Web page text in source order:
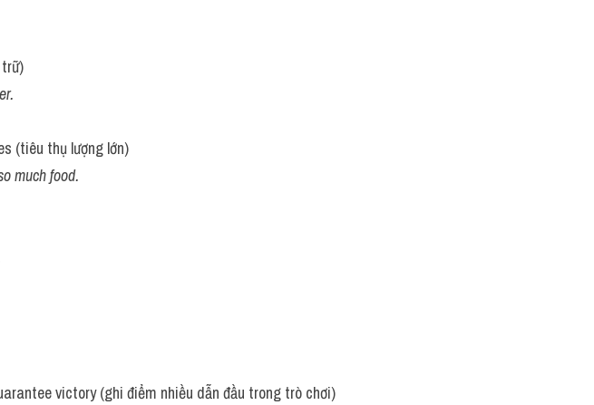
(tiêu thụ lượng lớn)
much food.
victory (ghi điểm nhiều dẫn đầu trong trò chơi)